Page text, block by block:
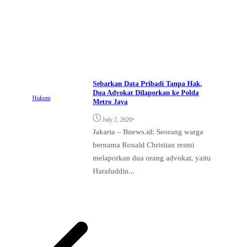
Hukum
Sebarkan Data Pribadi Tanpa Hak,
Dua Advokat Dilaporkan ke Polda
Metro Jaya
July 2, 2026•
Jakarta – Bnews.id: Seorang warga
bernama Ronald Christian resmi
melaporkan dua orang advokat, yaitu
Harafuddin...